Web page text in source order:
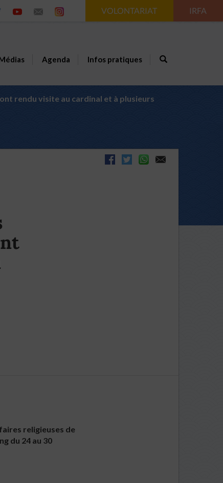
VOLONTARIAT IRFA
Agenda Infos pratiques
rendu visite au cardinal et à plusieurs
religieuses de
du 24 au 30